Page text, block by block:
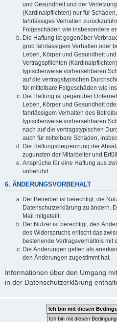
und Gesundheit und der
(Kardinalpflichten) nur für
fahrlässiges Verhalten
Folgeschäden wie insbesondere
Die Haftung ist gegenüber
grob fahrlässigem Verhalten oder
Leben, Körper und Gesundheit
Vertragspflichten
typischerweise vorhersehbaren
auf die vertragstypischen
für mittelbare Folgeschäden wie
Die Haftung ist gegenüber
Leben, Körper und Gesundheit
fahrlässigem Verhalten des
typischerweise vorhersehbaren
nach auf die vertragstypischen
auch für mittelbare Schäden,
Die Haftungsbegrenzung der
zugunsten der Mitarbeiter und
Ansprüche für eine Haftung aus
unberührt.
6. ÄNDERUNGSVORBEHALT
Der Betreiber ist berechtigt, die
Datenschutzerklärung zu ändern.
Mail mitgeteilt.
Der Nutzer ist berechtigt, den
des Widerspruchs erlischt das
bestehende Vertragsverhältnis mit
Die Änderungen gelten als
den Änderungen zugestimmt hat.
Informationen über den Umgang
in der Datenschutzerklärung